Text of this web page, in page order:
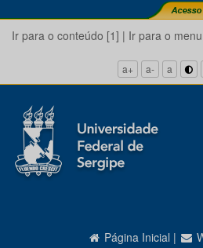
Ir para o conteúdo [1] | Ir para o
a+ a- a
Página Inicial |